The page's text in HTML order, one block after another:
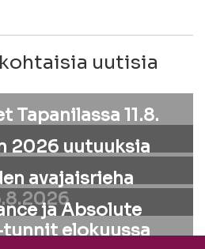
uutisia
Tapanilassa 11.8.
2026 uutuuksia
avajaisrieha
ja Absolute
elokuussa